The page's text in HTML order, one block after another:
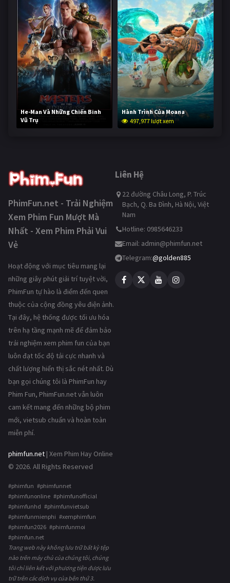
He-Man Và Những Chiến Binh
Vũ Trụ
247,410 lượt xem
Hành Trình Của Moana
497,977 lượt xem
PhimFun.net - Trải Nghiệm
Xem Phim Fun Mượt Mà
Nhất - Xem Phim Phải Vui
Vẻ
Hoạt động với mục tiêu mang lại
những giây phút giải trí tuyệt vời,
PhimFun tự hào là điểm đến quen
thuộc của cộng đồng yêu điện ảnh.
Tại đây, hệ thống được tối ưu hóa
trên hạ tầng mạnh mẽ để đảm bảo
trải nghiệm xem phim fun của bạn
luôn đạt tốc độ tải cực nhanh và
chất lượng hiển thị sắc nét nhất. Dù
bạn gọi chúng tôi là PhimFun hay
Phim Fun, PhimFun.net vẫn luôn
cam kết mang đến những bộ phim
mới, vietsub chuẩn và hoàn toàn
miễn phí.
phimfun.net | Xem Phim Hay Online
© 2026. All Rights Reserved
#phimfun #phimfunnet
#phimfunonline #phimfunofficial
#phimfunhd #phimfunvietsub
#phimfunmienphi #xemphimfun
#phimfun2026 #phimfunmoi
#phimfun.net
Trang web này không lưu trữ bất kỳ tệp
nào trên máy chủ của chúng tôi, chúng
tôi chỉ liên kết với phương tiện được lưu
trữ trên các dịch vụ của bên thứ 3.
Liên Hệ
22 đường Châu Long, P. Trúc
Bạch, Q. Ba Đình, Hà Nội, Việt
Nam
Hotline: 0985646233
Email: admin@phimfun.net
Telegram:@golden885